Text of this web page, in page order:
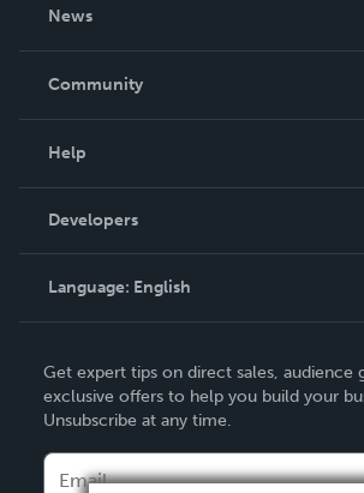
News
In The News
Community
Podcast
Help
Order Lookup
Knowledge Base
Contact Support
Developers
Language: English
Deutsch
Français
Get expert tips on direct sales, audience
exclusive offers to help you build your
Unsubscribe at any time.